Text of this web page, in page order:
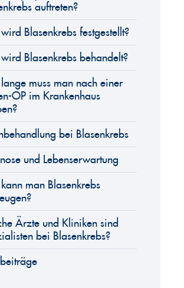
auftreten?
Blasenkrebs festgestellt?
Blasenkrebs behandelt?
muss man nach einer
OP im Krankenhaus
bei Blasenkrebs
und Lebenserwartung
man Blasenkrebs
Ärzte und Kliniken sind
bei Blasenkrebs?